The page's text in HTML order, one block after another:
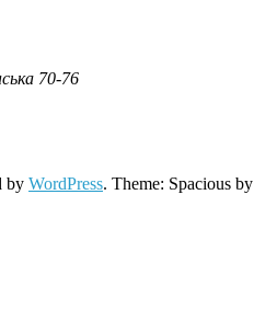
70-76
by WordPress. Theme: Spacious by